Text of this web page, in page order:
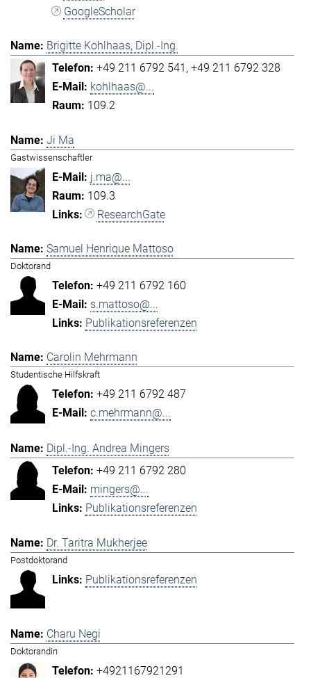
GoogleScholar
Brigitte Kohlhaas, Dipl.-Ing.
+49 211 6792 541 +49 211 6792 328
kohlhaas@...
109.2
Ji Ma
Gastwissenschaftler
j.ma@...
109.3
ResearchGate
Samuel Henrique Mattoso
Doktorand
+49 211 6792 160
s.mattoso@...
Publikationsreferenzen
Carolin Mehrmann
Studentische Hilfskraft
+49 211 6792 487
c.mehrmann@...
Dipl.-Ing. Andrea Mingers
+49 211 6792 280
mingers@...
Publikationsreferenzen
Dr. Taritra Mukherjee
Postdoktorand
Publikationsreferenzen
Charu Negi
Doktorandin
+4921167921291